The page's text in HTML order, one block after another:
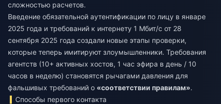
сложностью расчетов.
Введение обязательной аутентификации по лицу в январе
2025 года и требований к интернету 1 Мбит/с от 28
сентября 2025 года создали новые этапы проверки,
которые теперь имитируют злоумышленники. Требования
агентств (10+ активных хостов, 1 час эфира в день / 10
часов в неделю) становятся рычагами давления для
фальшивых требований о «соответствии правилам».
Способы первого контакта